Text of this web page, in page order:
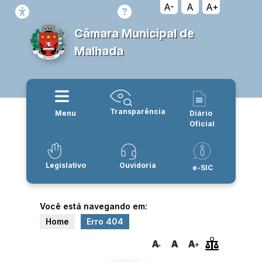
A- A A+
Câmara Municipal de
Malhada
Menu Transparência
Diário
Oficial
Legislativo Ouvidoria e-SIC
Você está navegando em:
Home
Erro 404